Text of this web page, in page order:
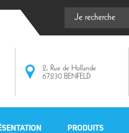
2, Rue de Hollande
67230 BENFELD
PRODUITS